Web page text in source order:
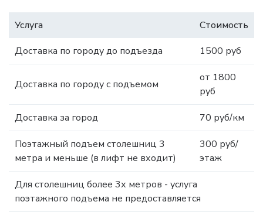
Услуга
Стоимость
Доставка по городу до подъезда
1500 руб
Доставка по городу с подъемом
от 1800
руб
Доставка за город 70 руб/км
Поэтажный подъем столешниц 3
метра и меньше (в лифт не входит)
300 руб/
этаж
Для столешниц более 3х метров - услуга
поэтажного подъема не предоставляется